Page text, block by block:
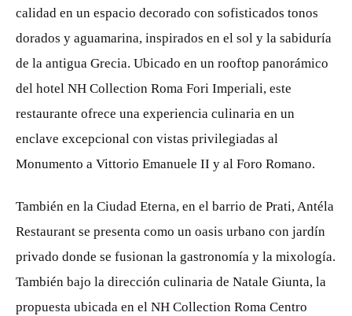
calidad en un espacio decorado con sofisticados tonos
dorados y aguamarina, inspirados en el sol y la sabiduría
de la antigua Grecia. Ubicado en un rooftop panorámico
del hotel NH Collection Roma Fori Imperiali, este
restaurante ofrece una experiencia culinaria en un
enclave excepcional con vistas privilegiadas al
Monumento a Vittorio Emanuele II y al Foro Romano.
También en la Ciudad Eterna, en el barrio de Prati, Antéla
Restaurant se presenta como un oasis urbano con jardín
privado donde se fusionan la gastronomía y la mixología.
También bajo la dirección culinaria de Natale Giunta, la
propuesta ubicada en el NH Collection Roma Centro